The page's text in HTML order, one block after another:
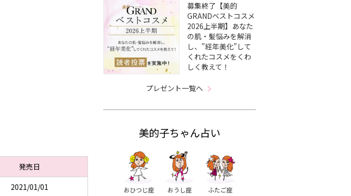
発売日
2021/01/01
募集終了【美的
GRANDベストコスメ
2026上半期】あなた
の肌・髪悩みを解消
し、”経年美化”して
くれたコスメをくわ
しく教えて！
プレゼント一覧へ
美的子ちゃん占い
おひつじ座 おうし座 ふたご座